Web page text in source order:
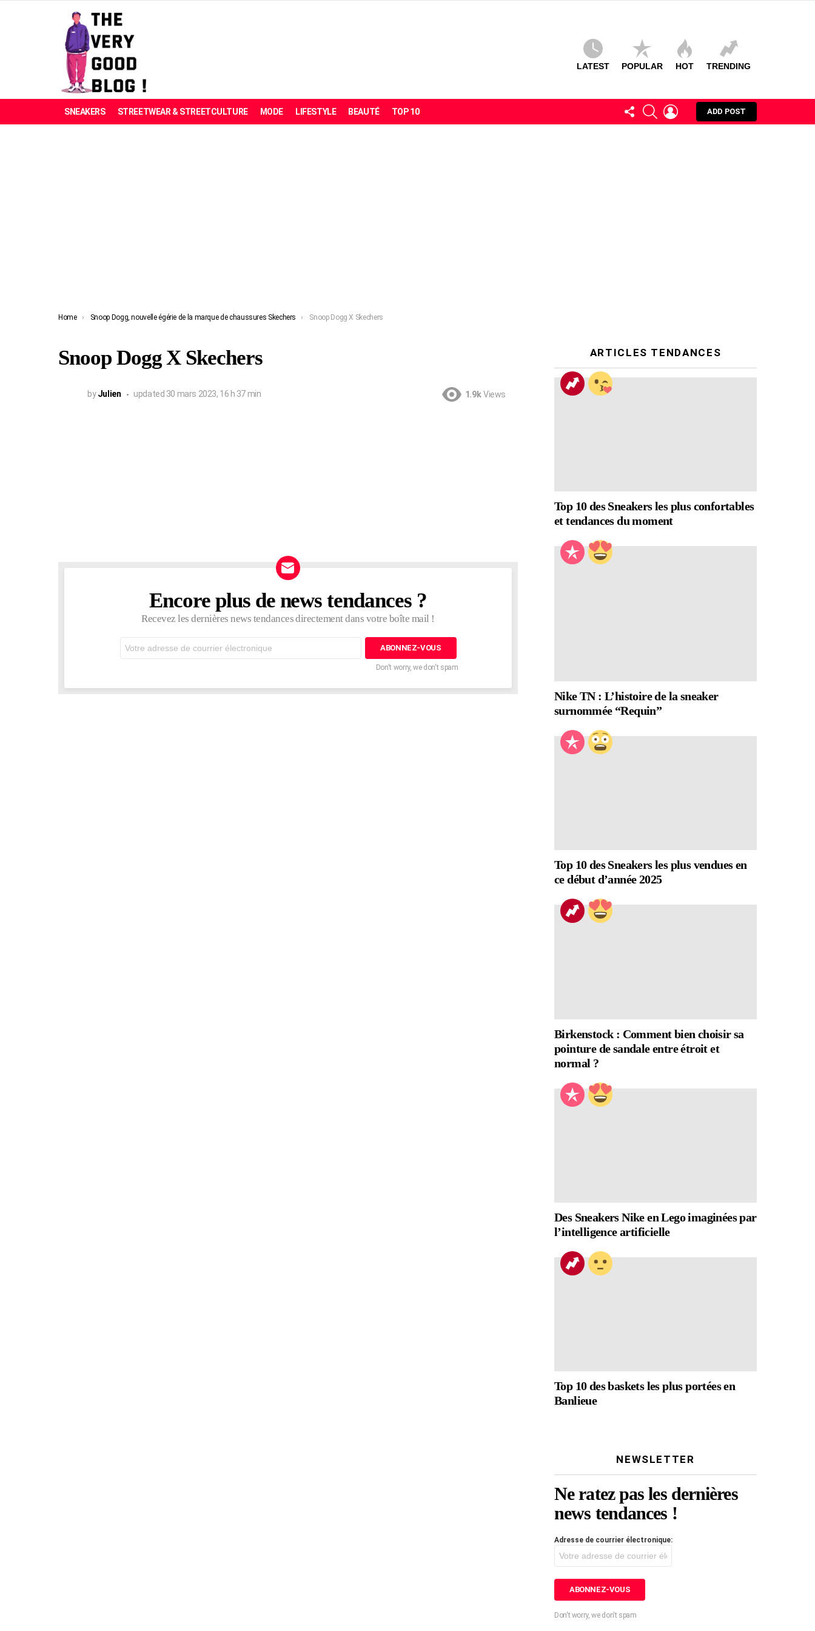
LATEST POPULAR HOT TRENDING
SNEAKERS STREETWEAR & STREETCULTURE MODE LIFESTYLE BEAUTÉ TOP 10
FOLLOW
US
SEARCHLOGIN
ADD POST
You are here:
Home Snoop Dogg, nouvelle égérie de la marque de chaussures Skechers Snoop Dogg X Skechers
Snoop Dogg X Skechers
by Julien updated 30 mars 2023, 16 h 37 min 1.9k Views
NEWSLETTEREncore plus de news tendances ?
Recevez les dernières news tendances directement dans votre boîte mail !
de
courrier
Don't worry, we don't spam
ARTICLES TENDANCES
Top 10 des Sneakers les plus confortables
et tendances du moment
Nike TN : L’histoire de la sneaker
surnommée “Requin”
Top 10 des Sneakers les plus vendues en
ce début d’année 2025
Birkenstock : Comment bien choisir sa
pointure de sandale entre étroit et
normal ?
Des Sneakers Nike en Lego imaginées par
l’intelligence artificielle
Top 10 des baskets les plus portées en
Banlieue
NEWSLETTER
Ne ratez pas les dernières
news tendances !
Adresse de courrier électronique:
Don't worry, we don't spam